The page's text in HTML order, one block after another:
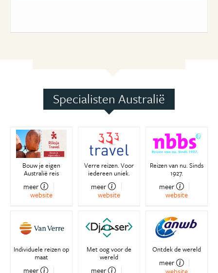
Specialisten Australië
Bouw je eigen
Australië reis
meer
website
Verre reizen. Voor
iedereen uniek.
meer
website
Reizen van nu. Sinds
1927.
meer
website
Individuele reizen op
maat
meer
Met oog voor de
wereld
meer
Ontdek de wereld
meer